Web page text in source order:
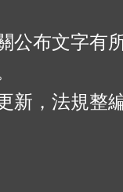
公布文字有
新，法規整